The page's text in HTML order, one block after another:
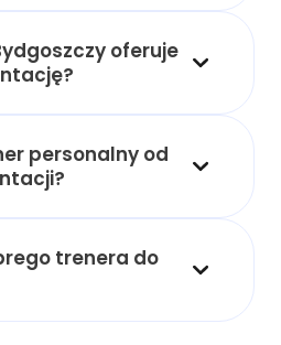
oferuje
personalny od
trenera do